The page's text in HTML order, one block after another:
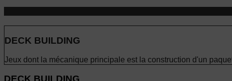
DECK BUILDING
Jeux dont la mécanique principale est la construction d'un
DECK BUILDING